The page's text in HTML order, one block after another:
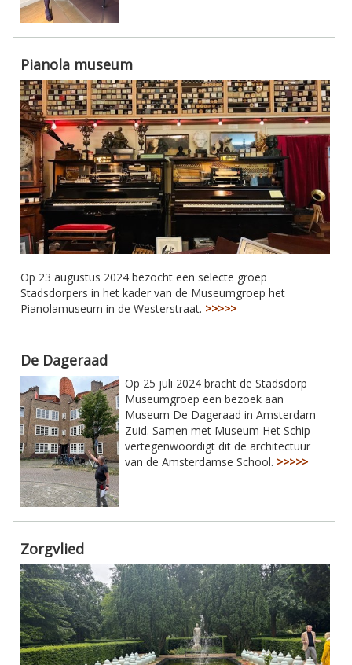
Pianola museum
Op 23 augustus 2024 bezocht een selecte groep
Stadsdorpers in het kader van de Museumgroep het
Pianolamuseum in de Westerstraat. >>>>>
De Dageraad
Op 25 juli 2024 bracht de Stadsdorp
Museumgroep een bezoek aan
Museum De Dageraad in Amsterdam
Zuid. Samen met Museum Het Schip
vertegenwoordigt dit de architectuur
van de Amsterdamse School. >>>>>
Zorgvlied